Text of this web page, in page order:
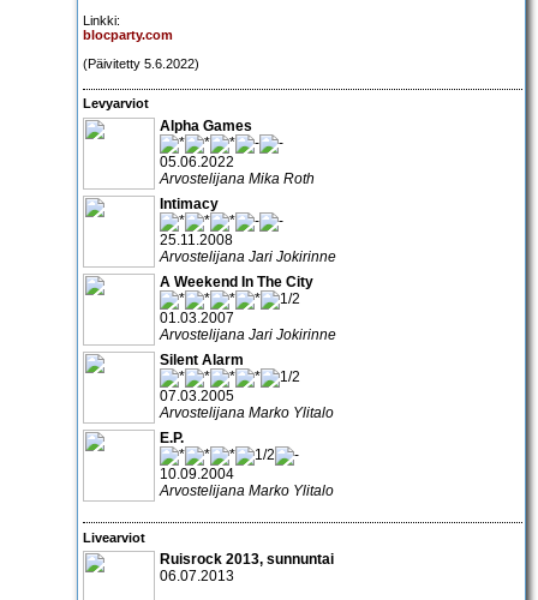
Linkki:
blocparty.com
(Päivitetty 5.6.2022)
Levyarviot
Alpha Games
05.06.2022
Arvostelijana Mika Roth
Intimacy
25.11.2008
Arvostelijana Jari Jokirinne
A Weekend In The City
01.03.2007
Arvostelijana Jari Jokirinne
Silent Alarm
07.03.2005
Arvostelijana Marko Ylitalo
E.P.
10.09.2004
Arvostelijana Marko Ylitalo
Livearviot
Ruisrock 2013, sunnuntai
06.07.2013